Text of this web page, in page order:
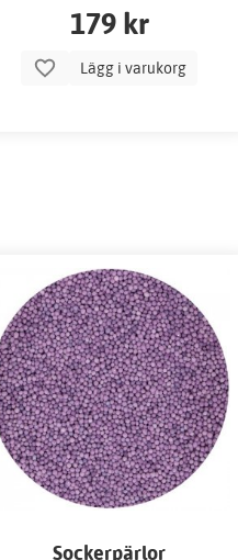
179 kr
Lägg i varukorg
Sockerpärlor